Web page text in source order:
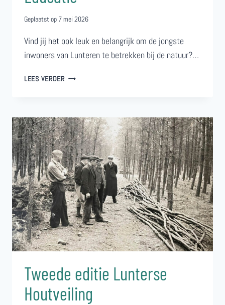
Geplaatst op 7 mei 2026
Vind jij het ook leuk en belangrijk om de jongste
inwoners van Lunteren te betrekken bij de natuur?…
LEES VERDERVACATURE:
Tweede editie Lunterse
Houtveiling